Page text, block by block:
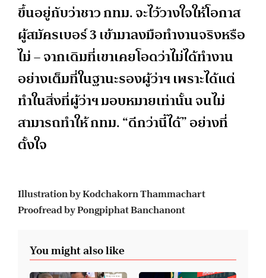
ขึ้นอยู่กับว่าชาว กทม. จะไว้วางใจให้โอกาส
ผู้สมัครเบอร์ 3 เข้ามาลงมือทำงานจริงหรือ
ไม่ – จากเดิมที่เขาเคยโอดว่าไม่ได้ทำงาน
อย่างเต็มที่ในฐานะรองผู้ว่าฯ เพราะได้แต่
ทำในสิ่งที่ผู้ว่าฯ มอบหมายเท่านั้น จนไม่
สามารถทำให้ กทม. “ดีกว่านี้ได้” อย่างที่
ตั้งใจ
Illustration by Kodchakorn Thammachart
Proofread by Pongpiphat Banchanont
You might also like